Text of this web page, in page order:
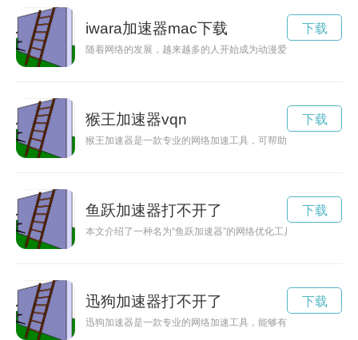
iwara加速器mac下载
随着网络的发展，越来越多的人开始成为动漫爱好者，其中
下载
猴王加速器vqn
猴王加速器是一款专业的网络加速工具，可帮助用户加快数据
下载
鱼跃加速器打不开了
本文介绍了一种名为“鱼跃加速器”的网络优化工具，它能够提
下载
迅狗加速器打不开了
迅狗加速器是一款专业的网络加速工具，能够有效提升网络连
下载